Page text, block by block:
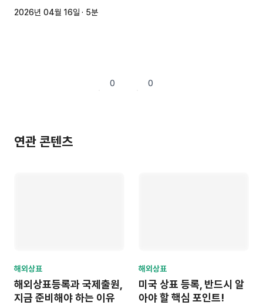
2026년 04월 16일 · 5분
0 0
연관 콘텐츠
해외상표
해외상표등록과 국제출원,
지금 준비해야 하는 이유
해외상표
미국 상표 등록, 반드시 알
아야 할 핵심 포인트!